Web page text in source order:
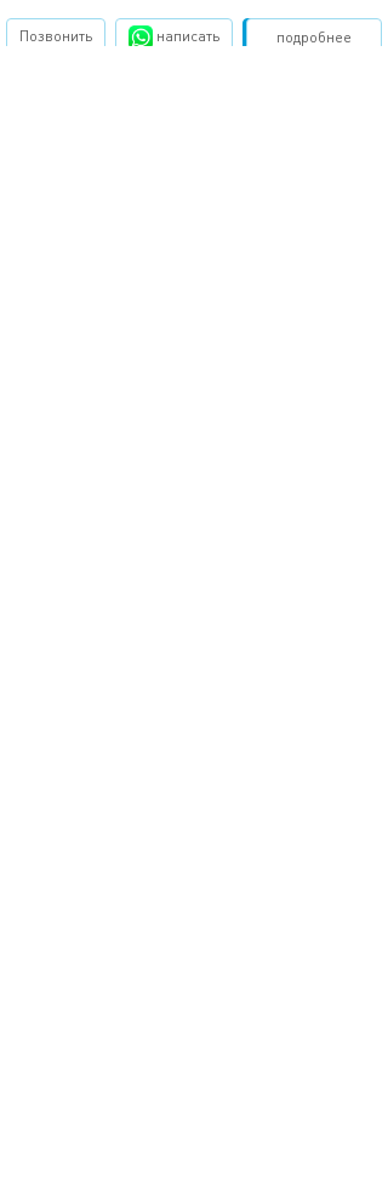
подробнее
Позвонить написать Забронировать